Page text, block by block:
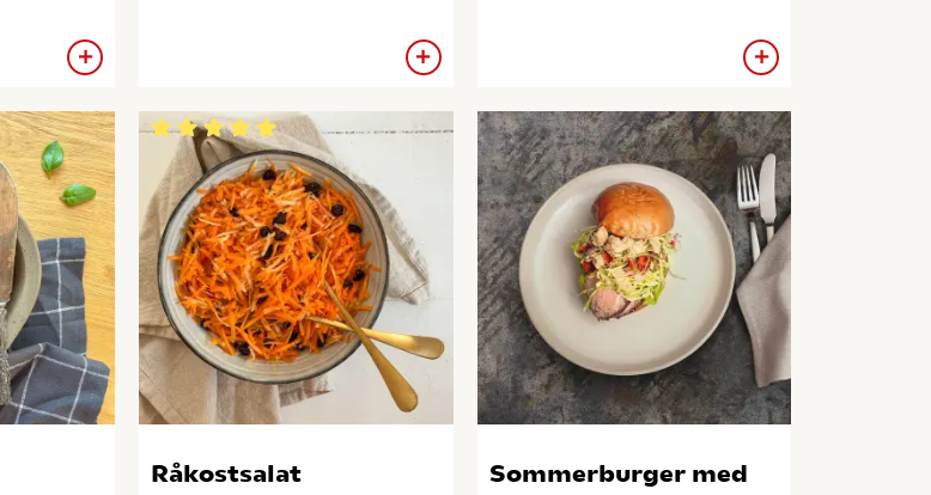
Råkostsalat
Sommerburger med